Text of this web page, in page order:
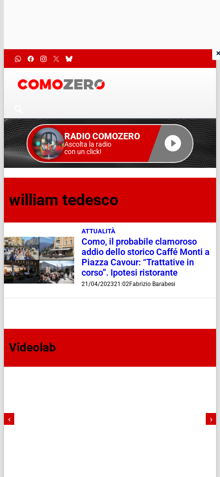
RADIO COMOZERO
Ascolta la radio
con un click!
william tedesco
ATTUALITÀ
Como, il probabile clamoroso
addio dello storico Caffé Monti a
Piazza Cavour: “Trattative in
corso”. Ipotesi ristorante
21/04/202321:02Fabrizio Barabesi
Videolab
‹ ›